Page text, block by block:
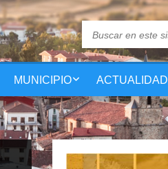
MUNICIPIO ACTUALIDAD